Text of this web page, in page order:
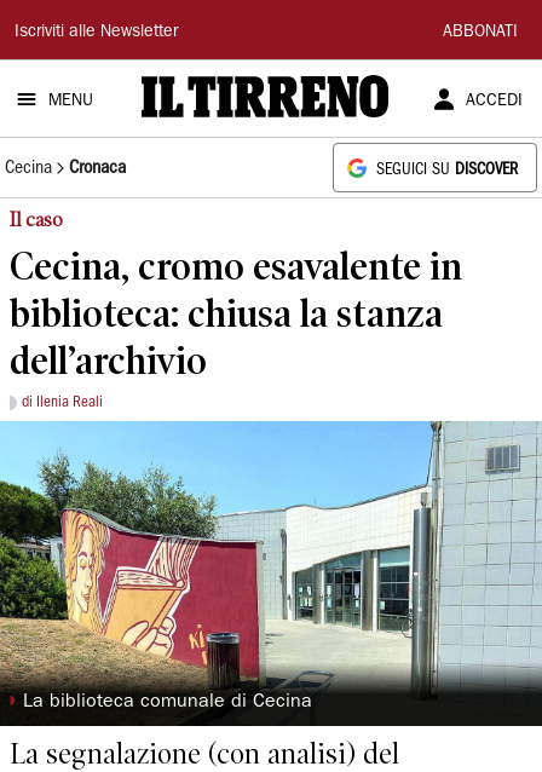
Il
Tirreno
Iscriviti alle Newsletter ABBONATI
MENU ACCEDI
Cecina Cronaca SEGUICI SU DISCOVER
Il caso
Cecina, cromo esavalente in
biblioteca: chiusa la stanza
dell’archivio
di Ilenia Reali
◗ La biblioteca comunale di Cecina
La segnalazione (con analisi) del